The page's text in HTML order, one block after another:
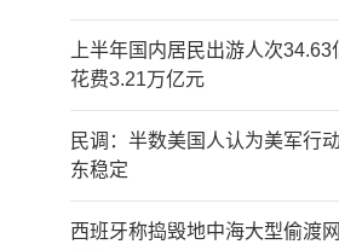
上半年国内居民出游人次34.63
花费3.21万亿元
民调：半数美国人认为美军行
东稳定
西班牙称捣毁地中海大型偷渡